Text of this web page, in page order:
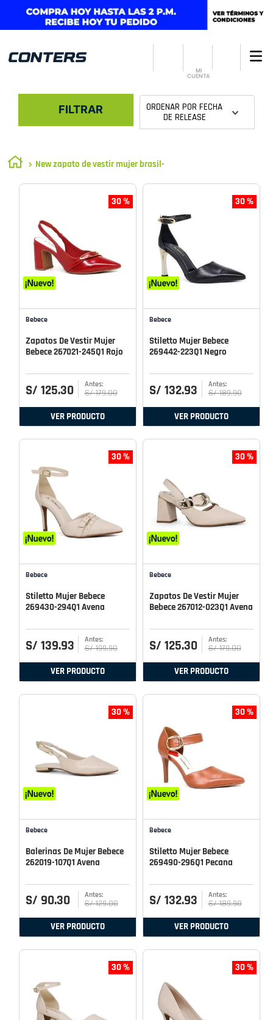
MI
CUENTA
FILTRAR ORDENAR POR FECHA
DE RELEASE
New zapato de vestir mujer brasil-
30 %
Bebece
Zapatos De Vestir Mujer
Bebece 267021-245Q1 Rojo
S/ 125.30 S/ 179.00
VER PRODUCTO
30 %
Bebece
Stiletto Mujer Bebece
269442-223Q1 Negro
S/ 132.93 S/ 189.90
VER PRODUCTO
30 %
Bebece
Stiletto Mujer Bebece
269430-294Q1 Avena
S/ 139.93 S/ 199.90
VER PRODUCTO
30 %
Bebece
Zapatos De Vestir Mujer
Bebece 267012-023Q1 Avena
S/ 125.30 S/ 179.00
VER PRODUCTO
30 %
Bebece
Balerinas De Mujer Bebece
262019-107Q1 Avena
S/ 90.30 S/ 129.00
VER PRODUCTO
30 %
Bebece
Stiletto Mujer Bebece
269490-296Q1 Pecana
S/ 132.93 S/ 189.90
VER PRODUCTO
30 % 30 %